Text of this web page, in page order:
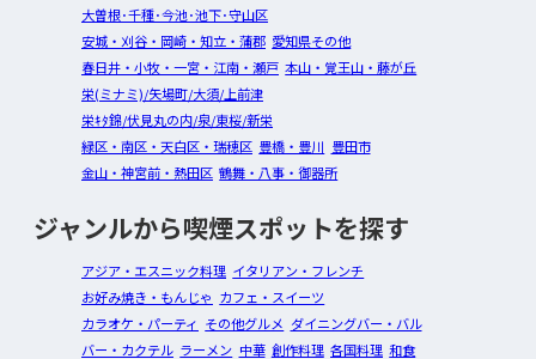
大曽根･千種･今池･池下･守山区
安城・刈谷・岡崎・知立・蒲郡 愛知県その他
春日井・小牧・一宮・江南・瀬戸 本山・覚王山・藤が丘
栄(ミナミ)/矢場町/大須/上前津
栄ｷﾀ錦/伏見丸の内/泉/東桜/新栄
緑区・南区・天白区・瑞穂区 豊橋・豊川 豊田市
金山・神宮前・熱田区 鶴舞・八事・御器所
ジャンルから喫煙スポットを探す
アジア・エスニック料理 イタリアン・フレンチ
お好み焼き・もんじゃ カフェ・スイーツ
カラオケ・パーティ その他グルメ ダイニングバー・バル
バー・カクテル ラーメン 中華 創作料理 各国料理 和食